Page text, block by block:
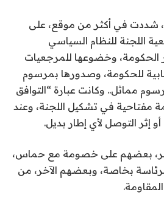
شددت في أكثر من موقع، على
اللجنة للنظام السياسي
الحكومة، وخضوعها للمرجعيات
للحكومة، وصدورها بمرسوم
مماثل.. وكانت عبارة “التوافق
مفتاحية في تشكيل اللجنة، وعند
أو إثر التوصل لأي إطار بديل.
كثر، بعضهم على خصومة مع حماس،
بخاصة، وبعضهم الآخر، من